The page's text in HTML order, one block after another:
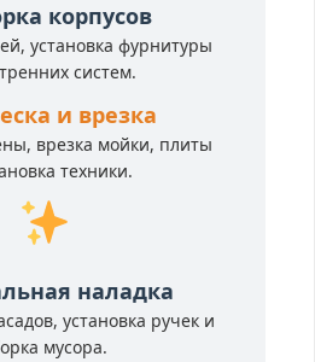
корпусов
установка фурнитуры
систем.
и врезка
врезка мойки, плиты
техники.
наладка
установка ручек и
мусора.